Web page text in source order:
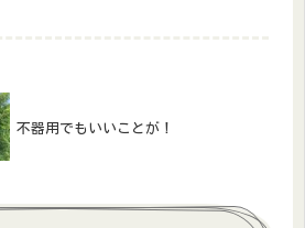
不器用でもいいことが！